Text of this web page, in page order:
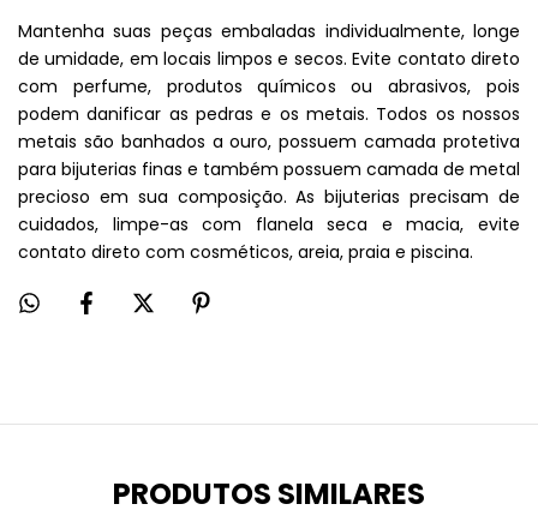
Mantenha suas peças embaladas individualmente, longe
de umidade, em locais limpos e secos. Evite contato direto
com perfume, produtos químicos ou abrasivos, pois
podem danificar as pedras e os metais. Todos os nossos
metais são banhados a ouro, possuem camada protetiva
para bijuterias finas e também possuem camada de metal
precioso em sua composição. As bijuterias precisam de
cuidados, limpe-as com flanela seca e macia, evite
contato direto com cosméticos, areia, praia e piscina.
PRODUTOS SIMILARES